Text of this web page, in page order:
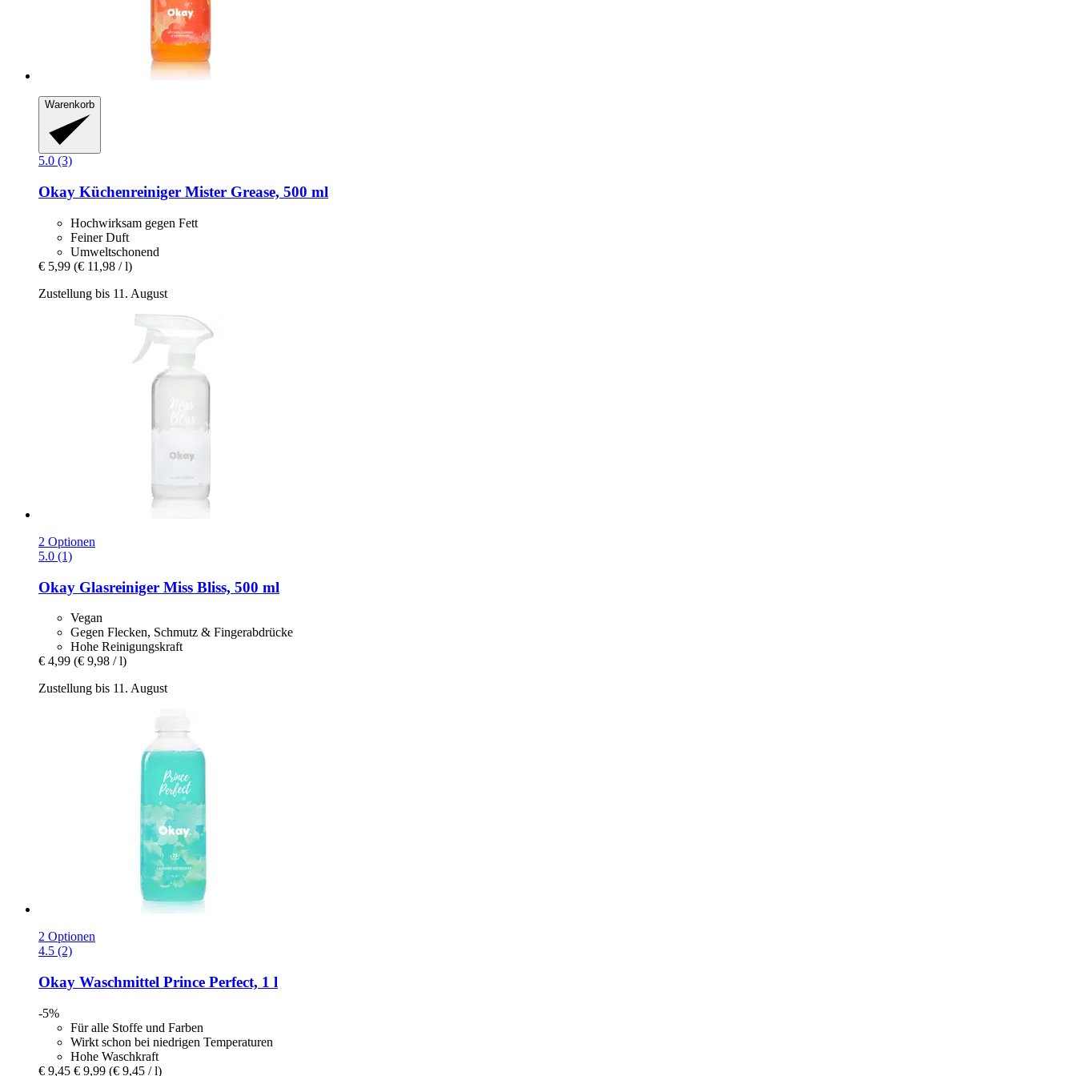
Warenkorb
5.0 (3)
Okay Küchenreiniger Mister Grease, 500 ml
Hochwirksam gegen Fett
Feiner Duft
Umweltschonend
€ 5,99 (€ 11,98 / l)
Zustellung bis 11. August
2 Optionen
5.0 (1)
Okay Glasreiniger Miss Bliss, 500 ml
Vegan
Gegen Flecken, Schmutz & Fingerabdrücke
Hohe Reinigungskraft
€ 4,99 (€ 9,98 / l)
Zustellung bis 11. August
2 Optionen
4.5 (2)
Okay Waschmittel Prince Perfect, 1 l
-5%
Für alle Stoffe und Farben
Wirkt schon bei niedrigen Temperaturen
Hohe Waschkraft
€ 9,45 € 9,99 (€ 9,45 / l)